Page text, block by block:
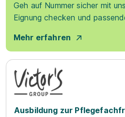
Geh auf Nummer sicher mit
Eignung checken und
Mehr erfahren
Ausbildung zur